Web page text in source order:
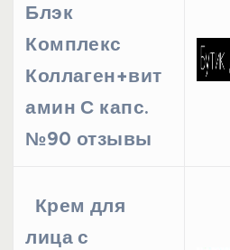
Блэк
Комплекс
Коллаген+вит
амин С капс.
№90 отзывы
Крем для
лица с